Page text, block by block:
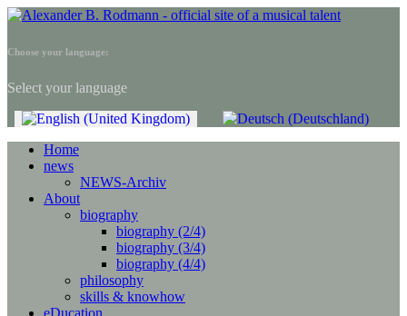
Choose your language:
Select your language
Home
news
NEWS-Archiv
About
biography
biography (2/4)
biography (3/4)
biography (4/4)
philosophy
skills & knowhow
eDucation